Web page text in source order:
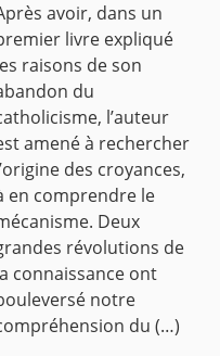
avoir, dans un
livre expliqué
raisons de son
du
l’auteur
amené à rechercher
des croyances,
en comprendre le
Deux
révolutions de
connaissance ont
notre
du (…)